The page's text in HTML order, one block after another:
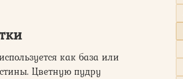
как база или
Цветную пудру